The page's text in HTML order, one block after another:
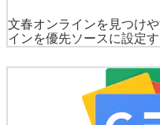
文春オンラインを見つけ
インを優先ソースに設定す